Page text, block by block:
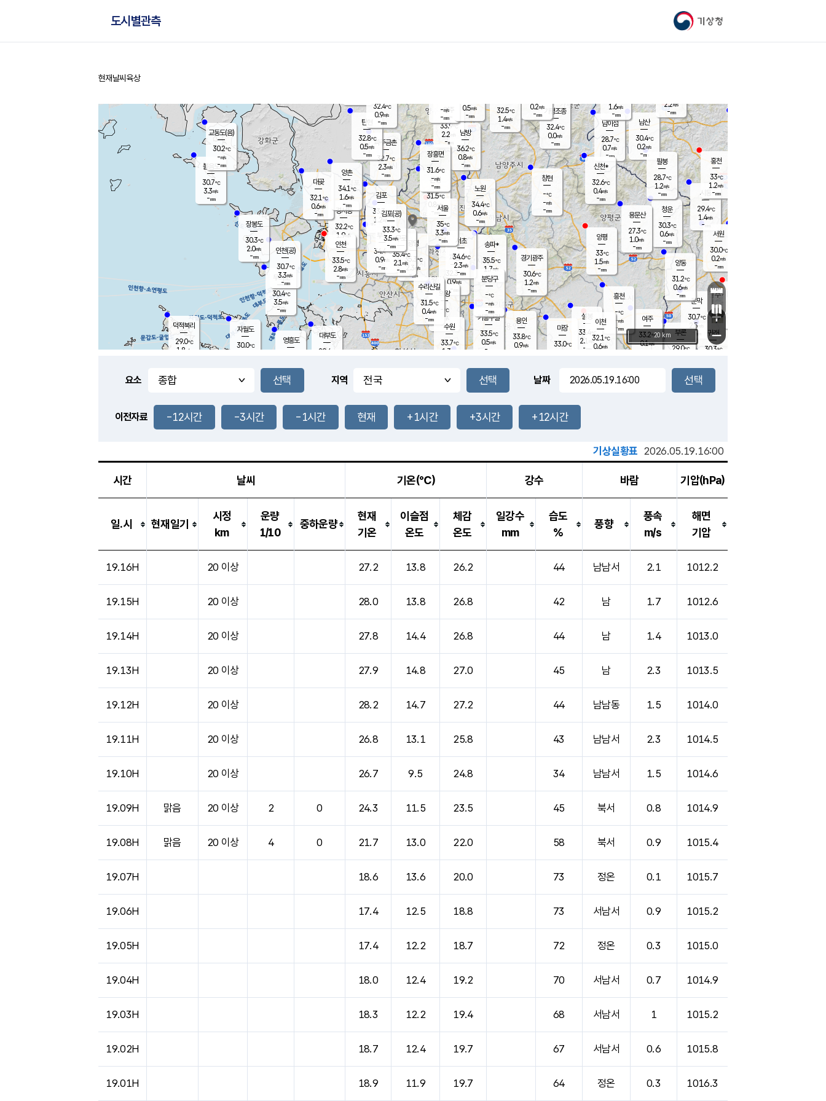
기상청
도시별관측
홈
현재날씨 육상
풍도
3.5m/s
문막
30.7℃
2.5m/s
mm
남이섬
28.7℃
0.7m/s
-mm
무의도
30.4℃
3.5m/s
-mm
영흥도
볼음도
30.7℃
3.3m/s
-mm
자월도
30.0℃
양주
33.9℃
2.2
-mm
부론
29.0℃
과천
32.3℃
0.9m/s
- mm
남산
30.4℃
0.2m/s
-mm
장봉도
30.3℃
2.0m/s
-mm
-mm
청운
30.3℃
0.6m/s
-mm
팔봉
28.7℃
1.2m/s
-mm
-mm
용인
33.8℃
0.9m/s
여주
33.2℃
0.1m/s
양동
31.2℃
0.6m/s
-mm
경기광주
30.6℃
1.2m/s
-mm
장호원
1.6m/s
-mm
31.8
℃
대부도
29.4
-
경서동
32.2℃
1.9m/s
-mm
파주금촌
32.7℃
2.3m/s
-mm
가평조종
32.4℃
0.0m/s
-mm
32.5℃
1.4m/s
-mm
대곶
32.1℃
0.6m/s
-mm
신천*
32.6℃
0.4m/s
-mm
창현
-℃
-m/s
-mm
탄현
32.8℃
0.5m/s
-mm
0.2m/s
-mm
34.9℃
1.3m/s
-mm
흥천
-℃
-m/s
-mm
마장
33.0℃
의왕
- ℃
m/s
mm
김포
33.3℃
1.2 m/s
mm
설봉
33.4℃
2.1 m/s
- mm
광명
35.3 ℃
2.3 m/s
-mm
부천
34.4℃
0.9m/s
-mm
-mm
양촌
34.1℃
1.6m/s
-mm
구로
35.4℃
2.1 m/s
-mm
은평
31.5℃
0.8 m/s
- mm
노원
34.4℃
0.6m/s
-mm
송파*
35.5℃
1.7m/s
-mm
서초
34.6℃
2.3m/s
-mm
남방
36.2℃
0.8m/s
-mm
기흥구갈
33.5℃
0.5m/s
-
수리산길
31.5℃
0.4m/s
-mm
분당구
-℃
-m/s
-mm
장흥면
31.6℃
-m/s
-mm
-m/s
-mm
시동
29.4℃
1.4m/s
- mm
귀래
30.3℃
서원
30.0℃
0.2m/s
-mm
용문산
27.3℃
1.0m/s
-mm
덕적북리
29.0℃
1.8 m/s
인천(공)
30.7℃
3.3m/s
-mm
김포(공)
33.3℃
3.5m/s
-mm
교동도(음)
30.2℃
-m/s
-mm
홍천
33℃
1.2m/s
-mm
이천
32.1℃
0.6m/s
양평
33℃
1.5m/s
-mm
수원
33.7℃
1.3 m/s
인천
33.5℃
2.8m/s
-mm
서울
35℃
3.3m/s
-mm
2.2m/s
-mm
32.4℃
0.9m/s
-mm
0.5m/s
-mm
+
−
20 km
요소 지역 날짜
이전자료 -12시간 -3시간 -1시간 현재 +1시간 +3시간 +12시간
기상실황표 2026.05.19.16:00
시간 날씨 기온(℃) 강수 바람 기압(hPa)
일.시 현재일기
시정
km
운량
1/10
중하운량
현재
기온
이슬점
온도
체감
온도
일강수
mm
습도
%
풍향
풍속
m/s
해면
기압
19.16H 20 이상 27.2 13.8 26.2 44 남남서 2.1 1012.2
19.15H 20 이상 28.0 13.8 26.8 42 남 1.7 1012.6
19.14H 20 이상 27.8 14.4 26.8 44 남 1.4 1013.0
19.13H 20 이상 27.9 14.8 27.0 45 남 2.3 1013.5
19.12H 20 이상 28.2 14.7 27.2 44 남남동 1.5 1014.0
19.11H 20 이상 26.8 13.1 25.8 43 남남서 2.3 1014.5
19.10H 20 이상 26.7 9.5 24.8 34 남남서 1.5 1014.6
19.09H 맑음 20 이상 2 0 24.3 11.5 23.5 45 북서 0.8 1014.9
19.08H 맑음 20 이상 4 0 21.7 13.0 22.0 58 북서 0.9 1015.4
19.07H 18.6 13.6 20.0 73 정온 0.1 1015.7
19.06H 17.4 12.5 18.8 73 서남서 0.9 1015.2
19.05H 17.4 12.2 18.7 72 정온 0.3 1015.0
19.04H 18.0 12.4 19.2 70 서남서 0.7 1014.9
19.03H 18.3 12.2 19.4 68 서남서 1 1015.2
19.02H 18.7 12.4 19.7 67 서남서 0.6 1015.8
19.01H 18.9 11.9 19.7 64 정온 0.3 1016.3